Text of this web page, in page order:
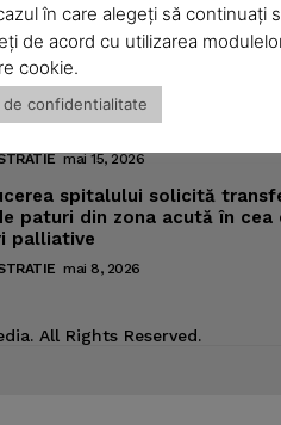
Plans
account
pentru „Vacanţe Muzicale
Neamţ“
iunie 4, 2026
pacienţilor din spitalul
nemţenilor de pe reţelele
mai 15, 2026
spitalului solicită
paturi din zona acută în cea
palliative
mai 8, 2026
All Rights Reserved.
în care alegeți să continuați
de acord cu utilizarea
cookie.
de confidentialitate